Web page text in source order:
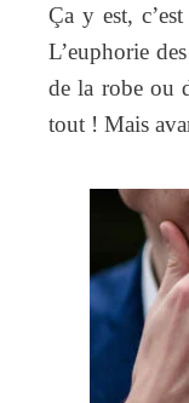
Ça y est,
L’euphorie
de la robe ou
tout ! Mais